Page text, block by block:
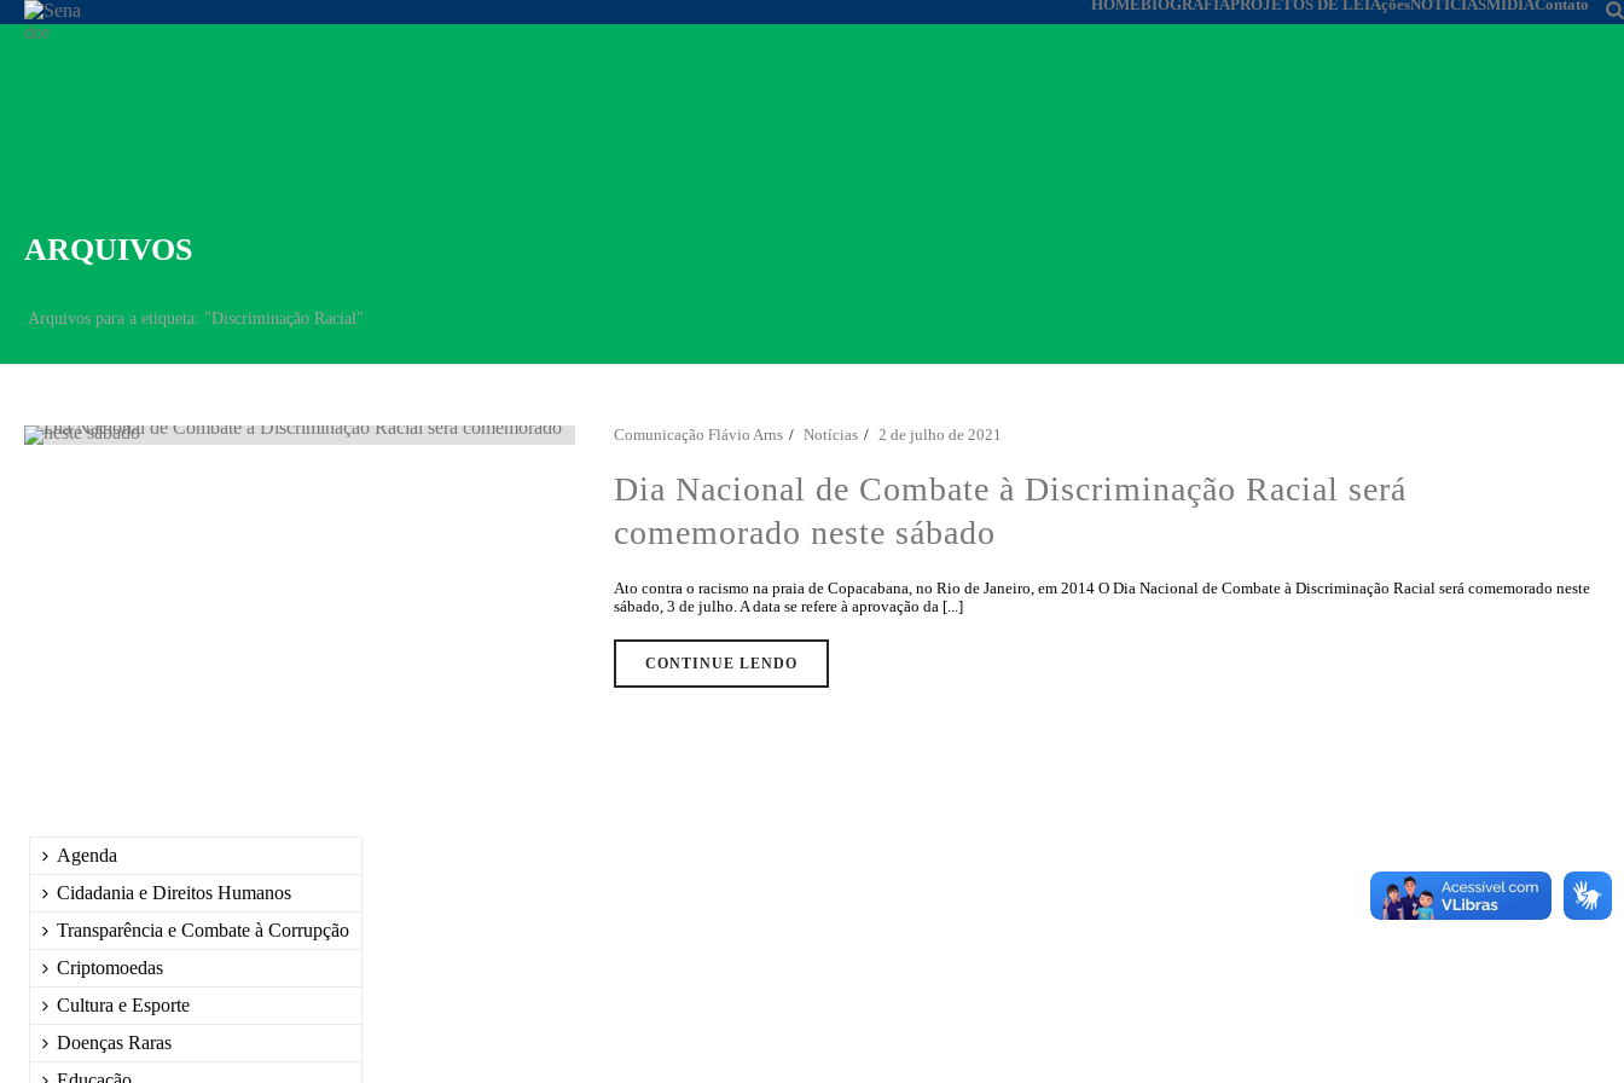
HOMEBIOGRAFIAPROJETOS DE LEIAçõesNOTÍCIASMÍDIAContato
ARQUIVOS
Arquivos para a etiqueta: "Discriminação Racial"
Comunicação Flávio Arns Notícias 2 de julho de 2021
Dia Nacional de Combate à Discriminação Racial será
comemorado neste sábado
Ato contra o racismo na praia de Copacabana, no Rio de Janeiro, em 2014 O Dia Nacional de Combate à Discriminação Racial será comemorado neste
sábado, 3 de julho. A data se refere à aprovação da [...]
CONTINUE LENDO
Agenda
Cidadania e Direitos Humanos
Transparência e Combate à Corrupção
Criptomoedas
Cultura e Esporte
Doenças Raras